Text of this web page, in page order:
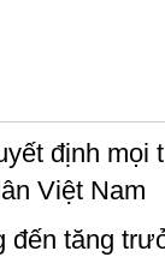
định
Việt Nam
đến tăng